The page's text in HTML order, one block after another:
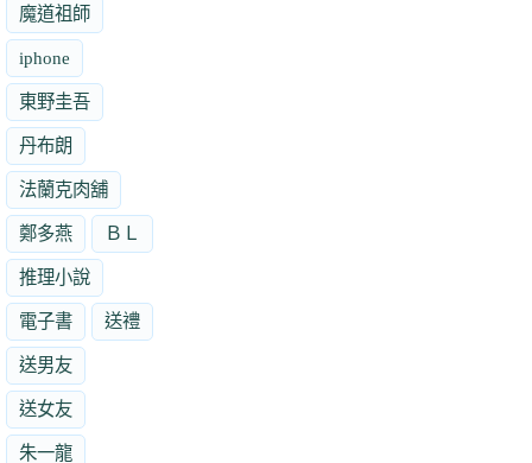
魔道祖師
iphone
東野圭吾
丹布朗
法蘭克肉舖
鄭多燕 ＢＬ
推理小說
電子書 送禮
送男友
送女友
朱一龍